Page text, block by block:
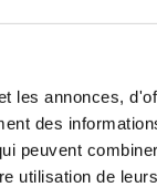
les annonces,
des
peuvent
utilisation de
À
LE